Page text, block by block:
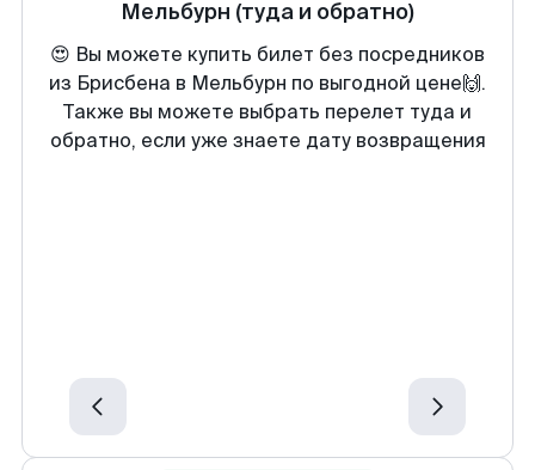
Мельбурн (туда и обратно)
😍 Вы можете купить билет без посредников
из Брисбена в Мельбурн по выгодной цене🙌.
Также вы можете выбрать перелет туда и
обратно, если уже знаете дату возвращения